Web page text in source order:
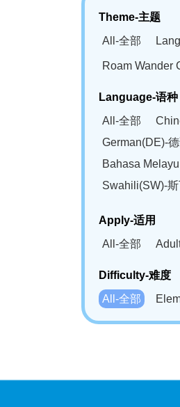
Theme-主题
All-全部
Roam Wander
Language-语种
All-全部
German(DE)-
Bahasa
Swahili(SW)-
Apply-适用
All-全部
Difficulty-难度
All-全部